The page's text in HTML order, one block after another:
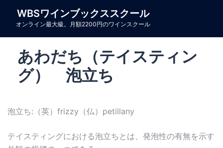
WBSワインブックススクール
オンライン最大級。月額2200円のワインスクール
あわだち（テイスティン
グ） 泡立ち
泡立ち:（英）frizzy（仏）petillany
テイスティングにおける泡立ちとは、発泡性の有無を示す